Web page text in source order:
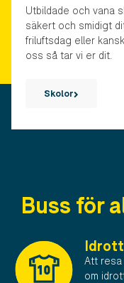
Utbildade och vana
säkert och smidigt
friluftsdag eller
oss så tar vi er dit.
Skolor
Buss för
Att resa
om